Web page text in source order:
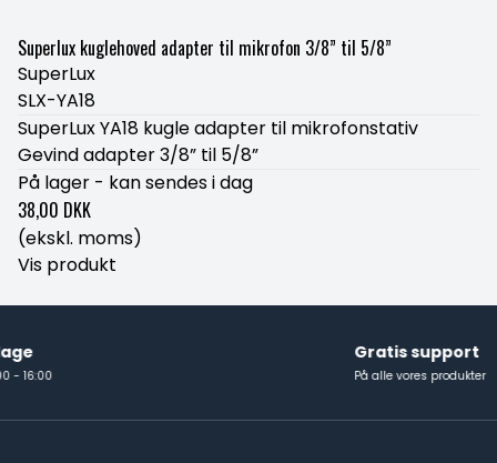
Superlux kuglehoved adapter til mikrofon 3/8” til 5/8”
SuperLux
SLX-YA18
SuperLux YA18 kugle adapter til mikrofonstativ
Gevind adapter 3/8” til 5/8”
På lager - kan sendes i dag
38,00 DKK
(ekskl. moms)
Vis produkt